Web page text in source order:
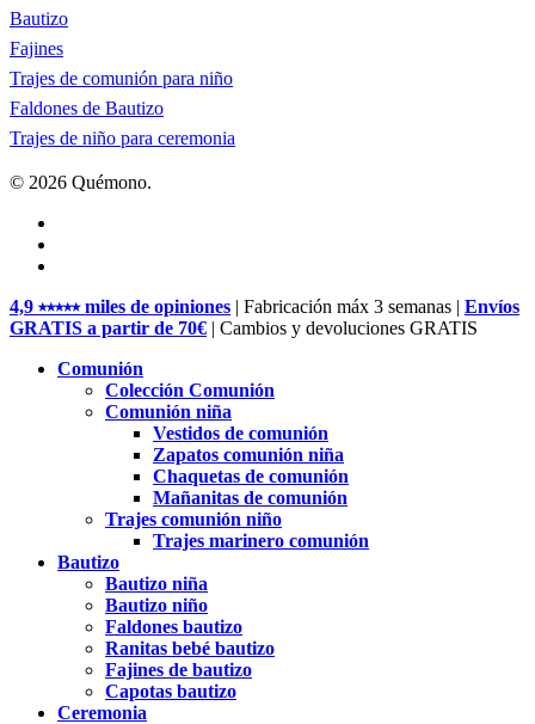
Bautizo
Fajines
Trajes de comunión para niño
Faldones de Bautizo
Trajes de niño para ceremonia
© 2026 Quémono.
Close
Menu
4,9 ⭑⭑⭑⭑⭑ miles de opiniones | Fabricación máx 3 semanas | Envíos
GRATIS a partir de 70€ | Cambios y devoluciones GRATIS
Comunión
Colección Comunión
Comunión niña
Vestidos de comunión
Zapatos comunión niña
Chaquetas de comunión
Mañanitas de comunión
Trajes comunión niño
Trajes marinero comunión
Bautizo
Bautizo niña
Bautizo niño
Faldones bautizo
Ranitas bebé bautizo
Fajines de bautizo
Capotas bautizo
Ceremonia